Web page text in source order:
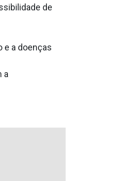
de
e a doenças
a